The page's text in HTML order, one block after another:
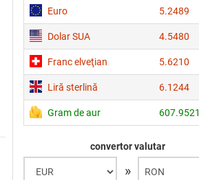
Euro 5.2489
Dolar SUA 4.5480
Franc elveţian 5.6210
Liră sterlină 6.1244
Gram de aur 607.9521
convertor valutar
»